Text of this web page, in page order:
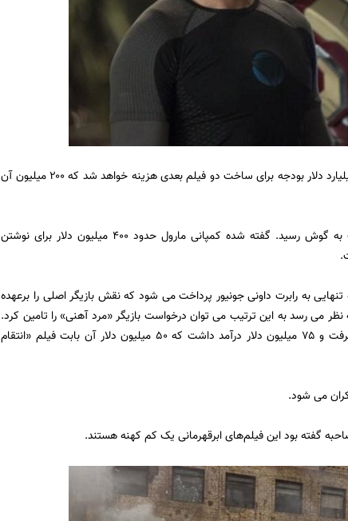
هر چند هنوز خطوط داستان روشن نشده اما گفته شده یک میلیارد دلار بودجه برای ساخت دو فیلم بعدی هزینه خواهد شد که ۲۰۰ میلیون آن
اینها شایعاتی بود که دیروز در جشنواره کمیک کان نیویورک به گوش رسید. گفته شده کمپانی مارول حدود ۴۰۰ میلیون دلار برای نوشتن
به رابرت داونی جونیور پرداخت می شود که نقش بازیگر اصلی را برعهده
می رسد به این ترتیب می توان درخواست بازیگر «مرد آهنی» را تامین کرد.
در سال ۲۰۱۴ وی در راس لیست پردرآمدترین بازیگران قرار گرفت و ۷۵ میلیون دلار درآمد داشت که ۵۰ میلیون دلار آن بابت فیلم «انتقام
گفته بود این فیلم‌های ابرقهرمانی یک کم کهنه هستند.